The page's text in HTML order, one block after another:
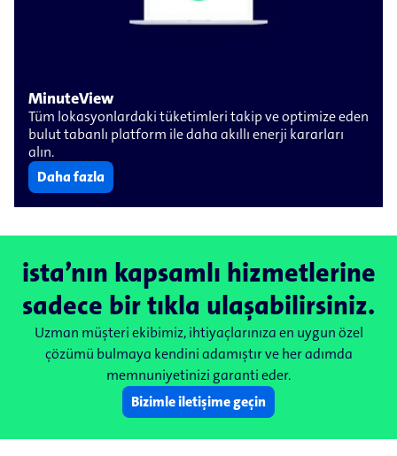
MinuteView
Tüm lokasyonlardaki tüketimleri takip ve optimize eden
bulut tabanlı platform ile daha akıllı enerji kararları
alın.
Daha fazla
ista’nın kapsamlı hizmetlerine
sadece bir tıkla ulaşabilirsiniz.
Uzman müşteri ekibimiz, ihtiyaçlarınıza en uygun özel
çözümü bulmaya kendini adamıştır ve her adımda
memnuniyetinizi garanti eder.
Bizimle iletişime geçin